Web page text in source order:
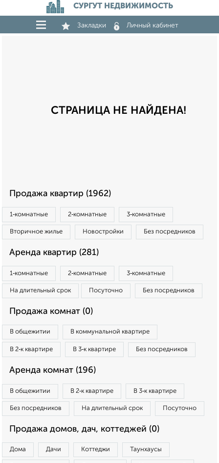
СУРГУТ НЕДВИЖИМОСТЬ
Закладки Личный кабинет
СТРАНИЦА НЕ НАЙДЕНА!
Продажа квартир (1962)
1‑комнатные 2‑комнатные 3‑комнатные
Вторичное жилье Новостройки Без посредников
Аренда квартир (281)
1‑комнатные 2‑комнатные 3‑комнатные
На длительный срок Посуточно Без посредников
Продажа комнат (0)
В общежитии В коммунальной квартире
В 2‑к квартире В 3‑к квартире Без посредников
Аренда комнат (196)
В общежитии В 2‑к квартире В 3‑к квартире
Без посредников На длительный срок Посуточно
Продажа домов, дач, коттеджей (0)
Дома Дачи Коттеджи Таунхаусы